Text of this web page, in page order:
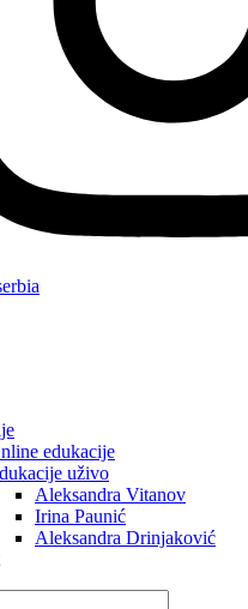
edukacije
uživo
Aleksandra Vitanov
Irina Paunić
Aleksandra Drinjaković